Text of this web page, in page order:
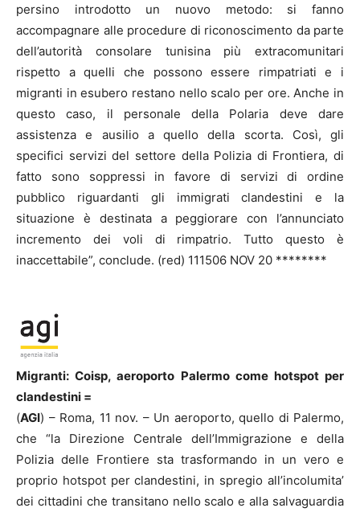
persino introdotto un nuovo metodo: si fanno
accompagnare alle procedure di riconoscimento da parte
dell’autorità consolare tunisina più extracomunitari
rispetto a quelli che possono essere rimpatriati e i
migranti in esubero restano nello scalo per ore. Anche in
questo caso, il personale della Polaria deve dare
assistenza e ausilio a quello della scorta. Così, gli
specifici servizi del settore della Polizia di Frontiera, di
fatto sono soppressi in favore di servizi di ordine
pubblico riguardanti gli immigrati clandestini e la
situazione è destinata a peggiorare con l’annunciato
incremento dei voli di rimpatrio. Tutto questo è
inaccettabile”, conclude. (red) 111506 NOV 20 ********
Migranti: Coisp, aeroporto Palermo come hotspot per
clandestini =
(AGI) – Roma, 11 nov. – Un aeroporto, quello di Palermo,
che “la Direzione Centrale dell’Immigrazione e della
Polizia delle Frontiere sta trasformando in un vero e
proprio hotspot per clandestini, in spregio all’incolumita’
dei cittadini che transitano nello scalo e alla salvaguardia